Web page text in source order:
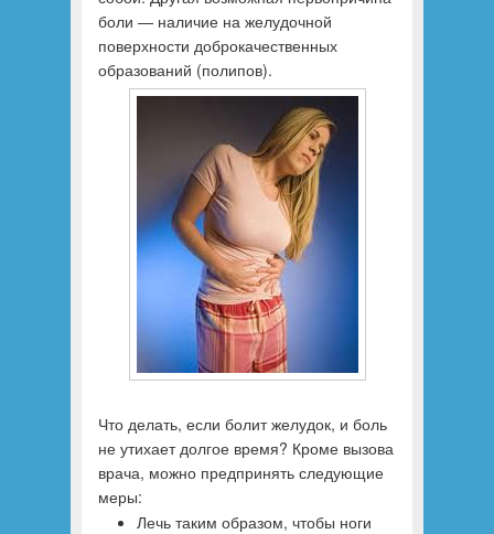
боли — наличие на желудочной
поверхности доброкачественных
образований (полипов).
Что делать, если болит желудок, и боль
не утихает долгое время? Кроме вызова
врача, можно предпринять следующие
меры:
Лечь таким образом, чтобы ноги